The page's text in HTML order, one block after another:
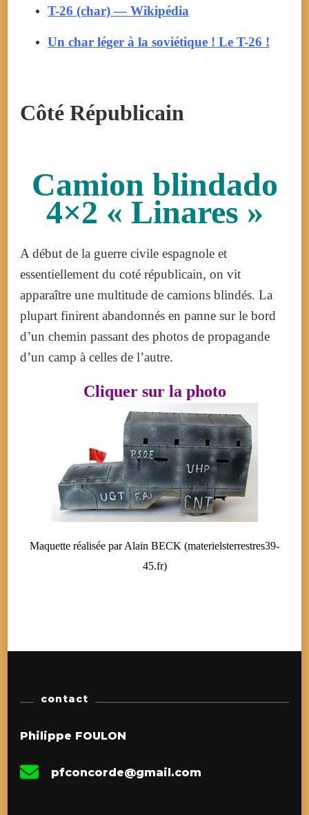
T-26 (char) — Wikipédia
Un char léger à la soviétique ! Le T-26 !
Côté Républicain
Camion blindado
4×2 « Linares »
A début de la guerre civile espagnole et
essentiellement du coté républicain, on vit
apparaître une multitude de camions blindés. La
plupart finirent abandonnés en panne sur le bord
d’un chemin passant des photos de propagande
d’un camp à celles de l’autre.
Cliquer sur la photo
Maquette réalisée par Alain BECK (materielsterrestres39-
45.fr)
contact
Philippe FOULON
pfconcorde@gmail.com